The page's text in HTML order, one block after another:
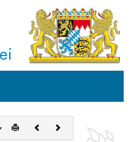
Download
DruckenVorherigesNächstes
Dokument